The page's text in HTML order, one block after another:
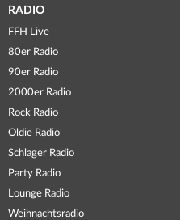
RADIO
FFH Live
80er Radio
90er Radio
2000er Radio
Rock Radio
Oldie Radio
Schlager Radio
Party Radio
Lounge Radio
Weihnachtsradio